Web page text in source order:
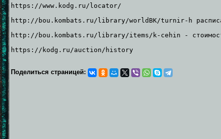
https://www.kodg.ru/locator/
http://bou.kombats.ru/library/worldBK/turnir-h
http://bou.kombats.ru/library/items/k-cehin -
https://kodg.ru/auction/history
Поделиться страницей: